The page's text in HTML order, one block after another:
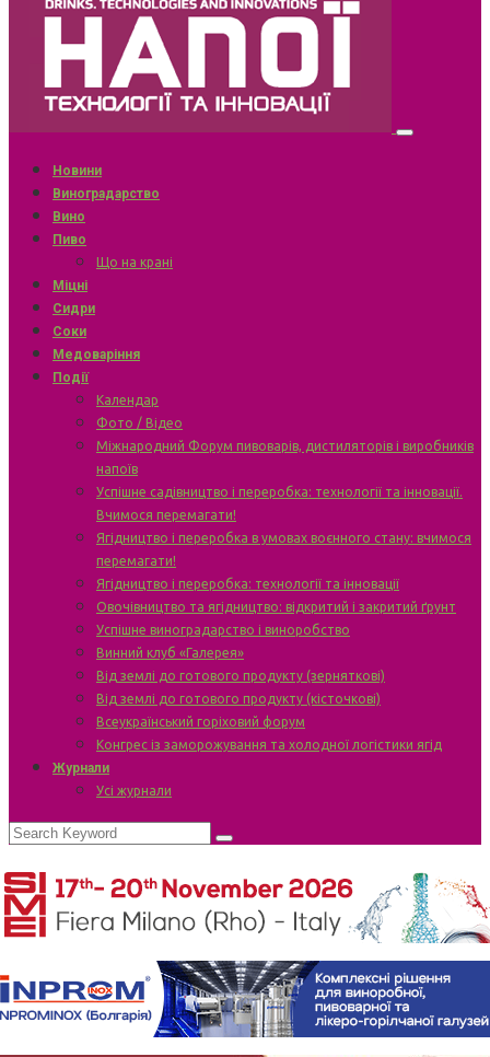
Новини
Виноградарство
Вино
Пиво
Що на крані
Міцні
Сидри
Соки
Медоваріння
Події
Календар
Фото / Відео
Міжнародний Форум пивоварів, дистиляторів і виробників
напоїв
Успішне садівництво і переробка: технології та інновації.
Вчимося перемагати!
Ягідництво і переробка в умовах воєнного стану: вчимося
перемагати!
Ягідництво і переробка: технології та інновації
Овочівництво та ягідництво: відкритий і закритий ґрунт
Успішне виноградарство і виноробство
Винний клуб «Галерея»
Від землі до готового продукту (зерняткові)
Від землі до готового продукту (кісточкові)
Всеукраїнський горіховий форум
Конгрес із заморожування та холодної логістики ягід
Журнали
Усі журнали